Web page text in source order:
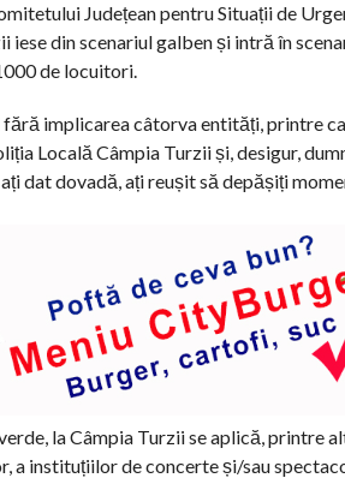
Județean pentru Situații de
din scenariul galben și intră în
de locuitori.
implicarea câtorva entități, printre
Locală Câmpia Turzii și, desigur,
dat dovadă, ați reușit să depășiți
la Câmpia Turzii se aplică, printre
a instituțiilor de concerte și/sau